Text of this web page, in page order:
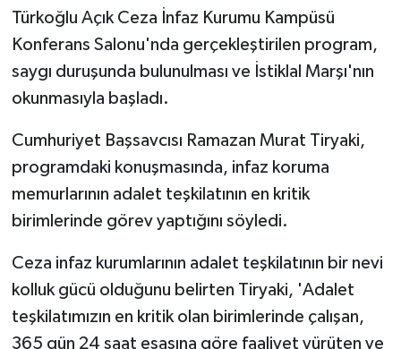
Türkoğlu Açık Ceza İnfaz Kurumu Kampüsü
Konferans Salonu'nda gerçekleştirilen program,
saygı duruşunda bulunulması ve İstiklal Marşı'nın
okunmasıyla başladı.
Cumhuriyet Başsavcısı Ramazan Murat Tiryaki,
programdaki konuşmasında, infaz koruma
memurlarının adalet teşkilatının en kritik
birimlerinde görev yaptığını söyledi.
Ceza infaz kurumlarının adalet teşkilatının bir nevi
kolluk gücü olduğunu belirten Tiryaki, 'Adalet
teşkilatımızın en kritik olan birimlerinde çalışan,
365 gün 24 saat esasına göre faaliyet yürüten ve